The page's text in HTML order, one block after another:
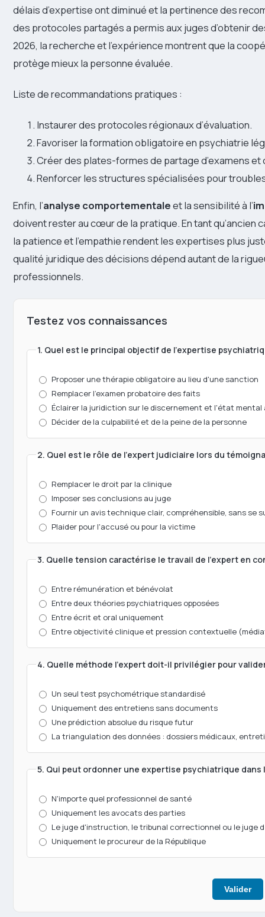
délais d’expertise ont diminué et la pertinence des
des protocoles partagés a permis aux juges d’obtenir
2026, la recherche et l’expérience montrent que la
protège mieux la personne évaluée.
Liste de recommandations pratiques :
Instaurer des protocoles régionaux d’évaluation.
Favoriser la formation obligatoire en psychiatrie
Créer des plates-formes de partage d’examens
Renforcer les structures spécialisées pour
Enfin, l’analyse comportementaleet la sensibilité à l’
doivent rester au cœur de la pratique. En tant qu’ancien
la patience et l’empathie rendent les expertises plus
qualité juridique des décisions dépend autant de la
professionnels.
Testez vos connaissances
1. Quel est le principal objectif de l'expertise
Proposer une thérapie obligatoire au lieu d'une sanction
Remplacer l'examen probatoire des faits
Éclairer la juridiction sur le discernement et l'état mental
Décider de la culpabilité et de la peine de la personne
2. Quel est le rôle de l'expert judiciaire lors du
Remplacer le droit par la clinique
Imposer ses conclusions au juge
Fournir un avis technique clair, compréhensible, sans se
Plaider pour l'accusé ou pour la victime
3. Quelle tension caractérise le travail de l'expert en
Entre rémunération et bénévolat
Entre deux théories psychiatriques opposées
Entre écrit et oral uniquement
Entre objectivité clinique et pression contextuelle
4. Quelle méthode l'expert doit-il privilégier pour
Un seul test psychométrique standardisé
Uniquement des entretiens sans documents
Une prédiction absolue du risque futur
La triangulation des données : dossiers médicaux,
5. Qui peut ordonner une expertise psychiatrique
N'importe quel professionnel de santé
Uniquement les avocats des parties
Le juge d'instruction, le tribunal correctionnel ou le juge
Uniquement le procureur de la République
Valider